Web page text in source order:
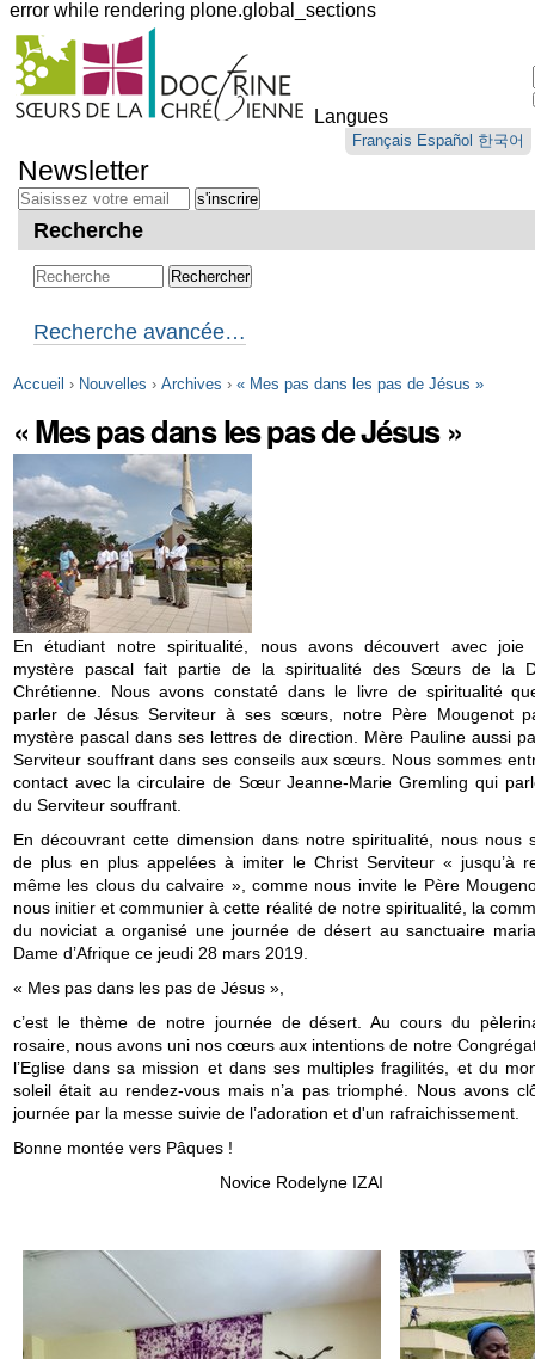
error while rendering plone.global_sections
Outils
personnels
Langues
Français Español 한국어
au
contenu.
Aller
navigation
Newsletter
Recherche
Recherche avancée…
Accueil › Nouvelles › Archives › « Mes pas dans les pas de Jésus »
« Mes pas dans les pas de Jésus »
En étudiant notre spiritualité, nous avons découvert avec
mystère pascal fait partie de la spiritualité des Sœurs de la
Chrétienne. Nous avons constaté dans le livre de spiritualité
parler de Jésus Serviteur à ses sœurs, notre Père Mougenot
mystère pascal dans ses lettres de direction. Mère Pauline aussi
Serviteur souffrant dans ses conseils aux sœurs. Nous sommes
contact avec la circulaire de Sœur Jeanne-Marie Gremling qui
du Serviteur souffrant.
En découvrant cette dimension dans notre spiritualité, nous nous
de plus en plus appelées à imiter le Christ Serviteur « jusqu’à
même les clous du calvaire », comme nous invite le Père
nous initier et communier à cette réalité de notre spiritualité, la
du noviciat a organisé une journée de désert au sanctuaire
Dame d’Afrique ce jeudi 28 mars 2019.
« Mes pas dans les pas de Jésus »,
c’est le thème de notre journée de désert. Au cours du
rosaire, nous avons uni nos cœurs aux intentions de notre
l’Eglise dans sa mission et dans ses multiples fragilités, et du
soleil était au rendez-vous mais n’a pas triomphé. Nous avons
journée par la messe suivie de l’adoration et d'un rafraichissement.
Bonne montée vers Pâques !
Novice Rodelyne IZAI